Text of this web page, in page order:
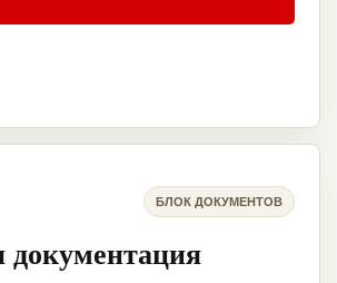
БЛОК ДОКУМЕНТОВ
документация